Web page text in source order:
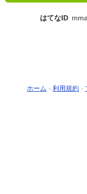
はてなID
ホーム - 利用規約 -